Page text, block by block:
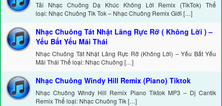
Tải Nhạc Chuông Dạ Khúc Không Lời Remix (TikTok) Thể
loại: Nhạc Chuông Tik Tok – Nhạc Chuông Remix Giới […]
Nhạc Chuông Tát Nhật Lãng Rực Rỡ ( Không Lời ) –
Yếu Bất Yếu Mãi Thái
Nhạc Chuông Tát Nhật Lãng Rực Rỡ (Không Lời) – Yếu Bất Yếu
Mãi Thái Thể loại: Nhạc Chuông […]
Nhạc Chuông Windy Hill Remix (Piano) Tiktok
Nhạc Chuông Windy Hill Remix Piano Tiktok MP3 – Dj Cantik
Remix Thể loại: Nhạc Chuông Tik […]